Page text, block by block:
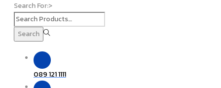
Search For:>
Search
089 121 1111